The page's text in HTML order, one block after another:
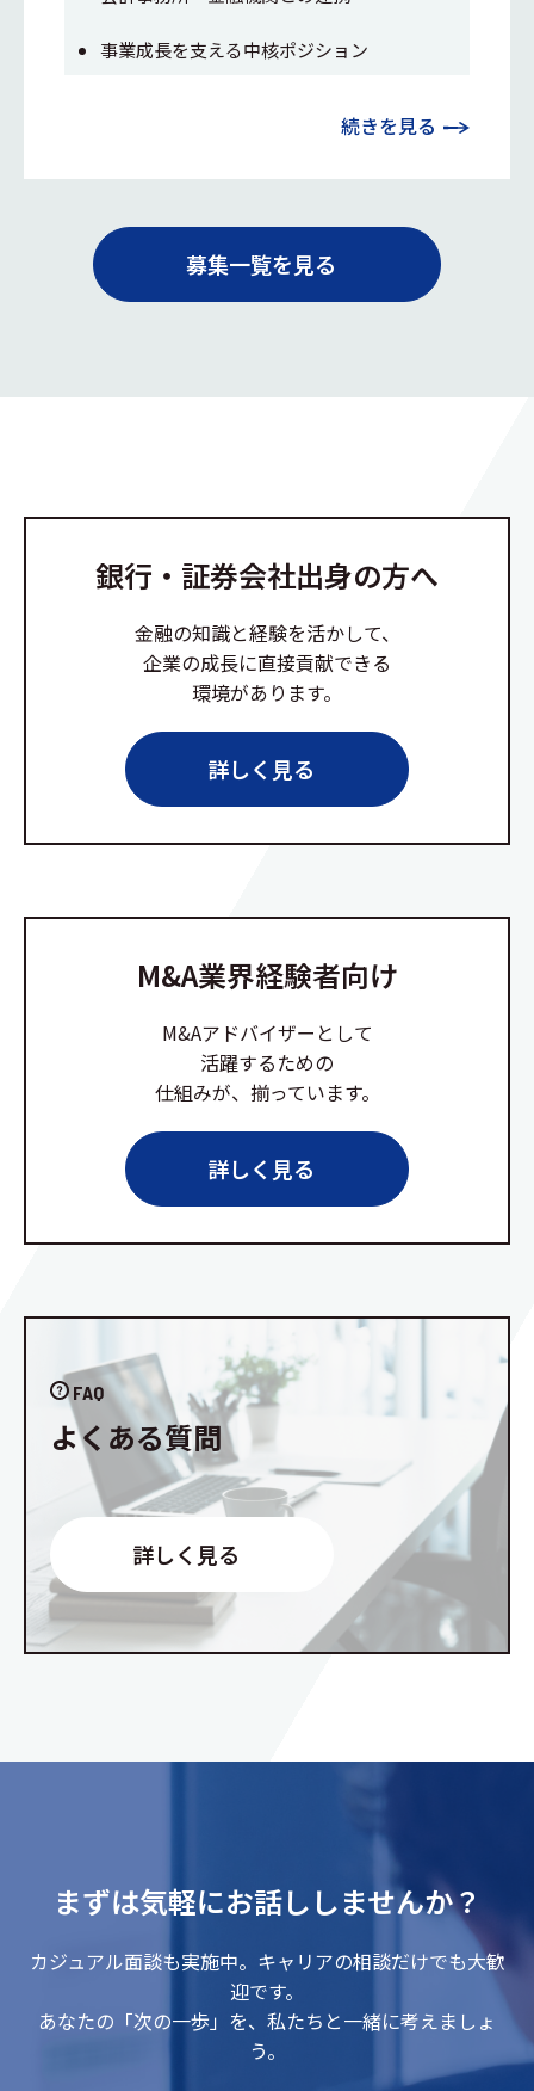
事業成長を支える中核ポジション
続きを見る
募集一覧を見る
銀行・証券会社出身の方へ
金融の知識と経験を活かして、
企業の成長に直接貢献できる
環境があります。
詳しく見る
M&A業界経験者向け
M&Aアドバイザーとして
活躍するための
仕組みが、揃っています。
詳しく見る
FAQ
よくある質問
詳しく見る
まずは気軽にお話ししませんか？
カジュアル面談も実施中。キャリアの相談だけでも大歓
迎です。
あなたの「次の一歩」を、私たちと一緒に考えましょ
う。